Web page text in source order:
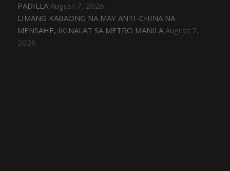
PADILLA August 7, 2026
LIMANG KABAONG NA MAY ANTI-CHINA NA
MENSAHE, IKINALAT SA METRO MANILA August 7,
2026